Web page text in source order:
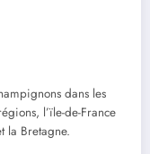
dans les
l’ïle-de-France
la Bretagne.